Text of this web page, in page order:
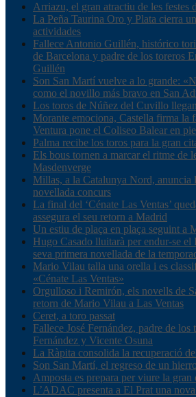
Arriazu, el gran atractiu de les festes
La Peña Taurina Oro y Plata cierra
actividades
Fallece Antonio Guillén, histórico
de Barcelona y padre de los toreros
Guillén
Son San Martí vuelve a lo grande:
como el novillo más bravo en San
Los toros de Núñez del Cuvillo
Morante emociona, Castella firma la
Ventura pone el Coliseo Balear en pie
Palma recibe los toros para la gran
Els bous tornen a marcar el ritme de
Masdenverge
Millas, a la Catalunya Nord, anuncia
novellada concurs
La final del ‘Cénate Las Ventas’
assegura el seu retorn a Madrid
Un estiu de plaça en plaça seguint a
Hugo Casado lluitarà per endur-se el
seva primera novellada de la
Mario Vilau talla una orella i es
«Cénate Las Ventas»
Orgulloso i Remirón, els novells de
retorn de Mario Vilau a Las Ventas
Ceret, a toro passat
Fallece José Fernández, padre de los
Fernández y Vicente Osuna
La Ràpita consolida la recuperació
Son San Martí, el regreso de un
Amposta es prepara per viure la
L’ADAC presenta a El Prat una